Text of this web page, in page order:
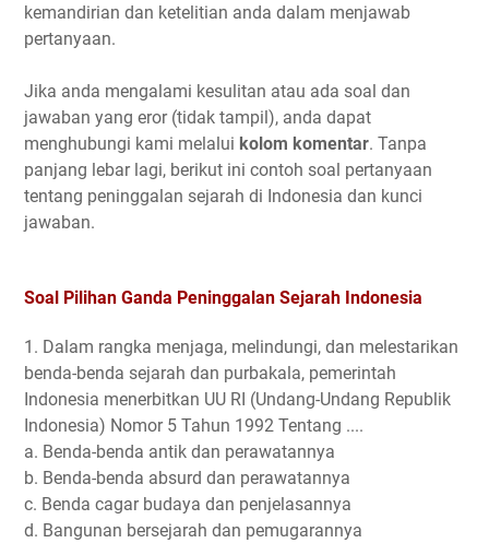
kemandirian dan ketelitian anda dalam menjawab
pertanyaan.
Jika anda mengalami kesulitan atau ada soal dan
jawaban yang eror (tidak tampil), anda dapat
menghubungi kami melalui kolom komentar. Tanpa
panjang lebar lagi, berikut ini contoh soal pertanyaan
tentang peninggalan sejarah di Indonesia dan kunci
jawaban.
Soal Pilihan Ganda Peninggalan Sejarah Indonesia
1. Dalam rangka menjaga, melindungi, dan melestarikan
benda-benda sejarah dan purbakala, pemerintah
Indonesia menerbitkan UU RI (Undang-Undang Republik
Indonesia) Nomor 5 Tahun 1992 Tentang ....
a. Benda-benda antik dan perawatannya
b. Benda-benda absurd dan perawatannya
c. Benda cagar budaya dan penjelasannya
d. Bangunan bersejarah dan pemugarannya